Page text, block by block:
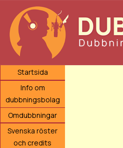
Startsida
Info om
dubbningsbolag
Omdubbningar
Svenska röster
och credits